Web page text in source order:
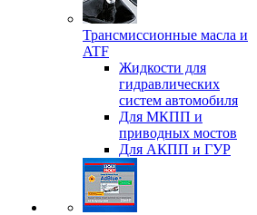
Трансмиссионные масла и
ATF
Жидкости для
гидравлических
систем автомобиля
Для МКПП и
приводных мостов
Для АКПП и ГУР